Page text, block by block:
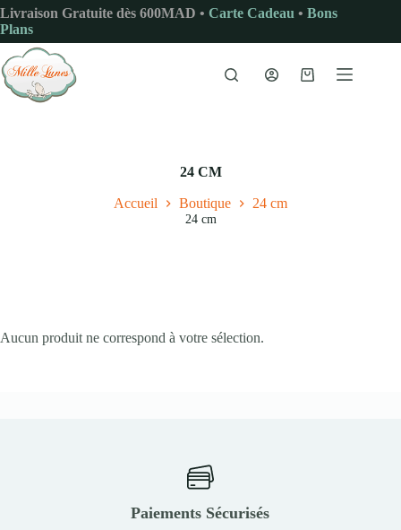
Passer
au
contenu
Livraison Gratuite dès 600MAD • Carte Cadeau • Bons
Plans
Panier
24 CM
Accueil Boutique 24 cm
24 cm
Aucun produit ne correspond à votre sélection.
Paiements Sécurisés